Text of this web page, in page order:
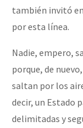
también invitó
por esta línea.
Nadie, empero,
porque, de
saltan por los
decir, un Estado
delimitadas y